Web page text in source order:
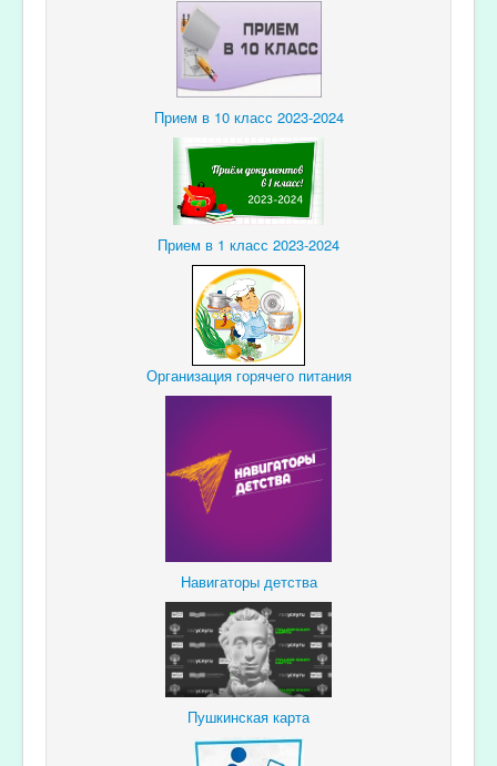
Прием в 10 класс 2023-2024
Прием в 1 класс 2023-2024
Организация горячего питания
Навигаторы детства
Пушкинская карта